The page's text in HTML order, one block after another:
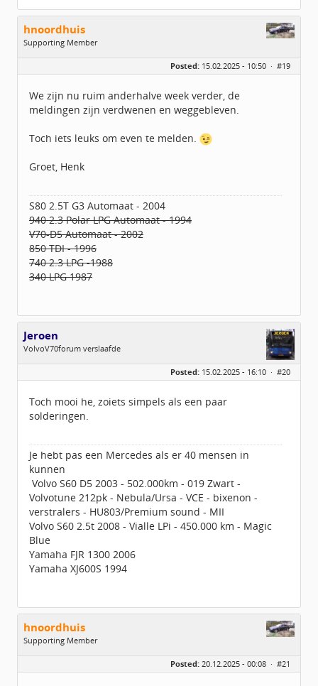
hnoordhuis
Supporting Member
Leeftijd:
57
Geregistreerd: 11 / 2015
Posted: 15.02.2025 - 10:50 · #19
We zijn nu ruim anderhalve week verder, de
meldingen zijn verdwenen en weggebleven.
Toch iets leuks om even te melden.
Groet, Henk
S80 2.5T G3 Automaat - 2004
940 2.3 Polar LPG Automaat - 1994
V70-D5 Automaat - 2002
850 TDI - 1996
740 2.3 LPG -1988
340 LPG 1987
Jeroen
VolvoV70forum verslaafde
Geslacht:
Leeftijd:
40
Geregistreerd: 09 / 2009
Posted: 15.02.2025 - 16:10 · #20
Toch mooi he, zoiets simpels als een paar
solderingen.
Je hebt pas een Mercedes als er 40 mensen in
kunnen
Volvo S60 D5 2003 - 502.000km - 019 Zwart -
Volvotune 212pk - Nebula/Ursa - VCE - bixenon -
verstralers - HU803/Premium sound - MII
Volvo S60 2.5t 2008 - Vialle LPi - 450.000 km - Magic
Blue
Yamaha FJR 1300 2006
Yamaha XJ600S 1994
hnoordhuis
Supporting Member
Leeftijd:
57
Posted: 20.12.2025 - 00:08 · #21